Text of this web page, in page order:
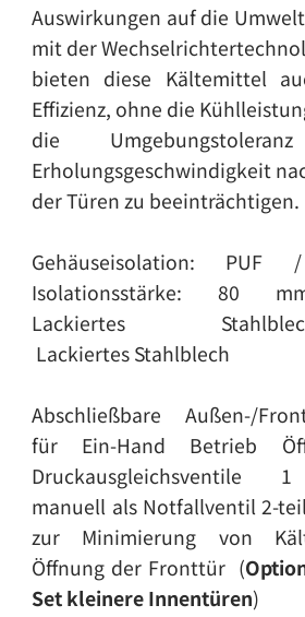
Auswirkungen auf die
mit der
bieten diese Kältemittel
Effizienz, ohne die
die
Erholungsgeschwindigkeit
der Türen zu beeinträchtigen.
Gehäuseisolation: PUF
Isolationsstärke: 80
Lackiertes
Lackiertes Stahlblech
Abschließbare Außen-/
für Ein-Hand Betrieb
Druckausgleichsventile
1
manuell als Notfallventil 2-
zur Minimierung von
Öffnung der Fronttür (
Set kleinere Innentüren)